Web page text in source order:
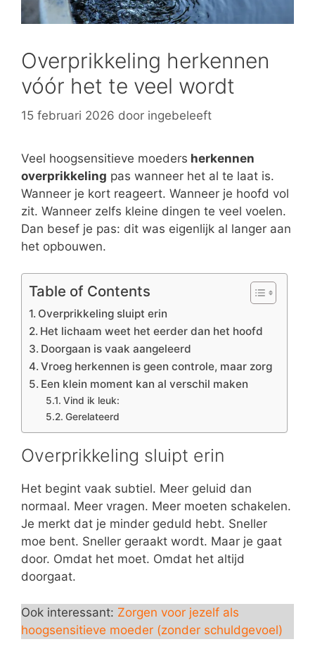
Overprikkeling herkennen
vóór het te veel wordt
15 februari 2026 door ingebeleeft
Veel hoogsensitieve moeders herkennen
overprikkeling pas wanneer het al te laat is.
Wanneer je kort reageert. Wanneer je hoofd vol
zit. Wanneer zelfs kleine dingen te veel voelen.
Dan besef je pas: dit was eigenlijk al langer aan
het opbouwen.
Table of Contents
Overprikkeling sluipt erin
Het lichaam weet het eerder dan het hoofd
Doorgaan is vaak aangeleerd
Vroeg herkennen is geen controle, maar zorg
Een klein moment kan al verschil maken
Vind ik leuk:
Gerelateerd
Overprikkeling sluipt erin
Het begint vaak subtiel. Meer geluid dan
normaal. Meer vragen. Meer moeten schakelen.
Je merkt dat je minder geduld hebt. Sneller
moe bent. Sneller geraakt wordt. Maar je gaat
door. Omdat het moet. Omdat het altijd
doorgaat.
Ook interessant: Zorgen voor jezelf als
hoogsensitieve moeder (zonder schuldgevoel)